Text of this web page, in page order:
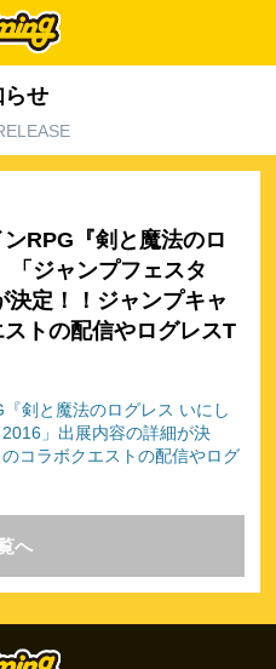
らせ
RPG『剣と魔法のロ
「ジャンプフェスタ
定！！ジャンプキャ
トの配信やログレスT
剣と魔法のログレス いにし
」出展内容の詳細が決
コラボクエストの配信やログ
へ